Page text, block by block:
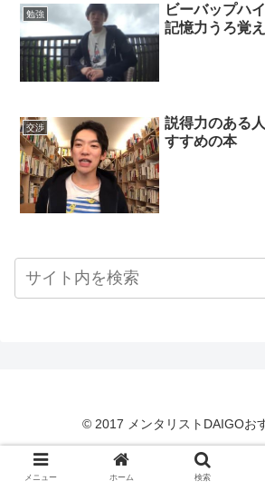
勉強
ビーバップハ
記憶力うろ覚
交渉
説得力のある
すすめの本
© 2017 メンタリストDAIGOお
メニュー ホーム 検索